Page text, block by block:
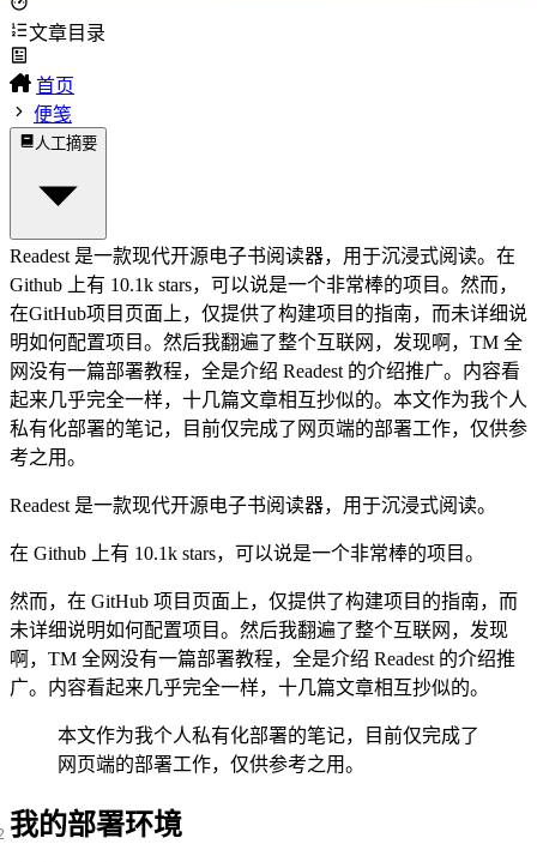
文章目录
首页
便笺
人工摘要
Readest 是一款现代开源电子书阅读器，用于沉浸式阅读。在
Github 上有 10.1k stars，可以说是一个非常棒的项目。然而，
在GitHub项目页面上，仅提供了构建项目的指南，而未详细说
明如何配置项目。然后我翻遍了整个互联网，发现啊，TM 全
网没有一篇部署教程，全是介绍 Readest 的介绍推广。内容看
起来几乎完全一样，十几篇文章相互抄似的。本文作为我个人
私有化部署的笔记，目前仅完成了网页端的部署工作，仅供参
考之用。
Readest 是一款现代开源电子书阅读器，用于沉浸式阅读。
在 Github 上有 10.1k stars，可以说是一个非常棒的项目。
然而，在 GitHub 项目页面上，仅提供了构建项目的指南，而
未详细说明如何配置项目。然后我翻遍了整个互联网，发现
啊，TM 全网没有一篇部署教程，全是介绍 Readest 的介绍推
广。内容看起来几乎完全一样，十几篇文章相互抄似的。
本文作为我个人私有化部署的笔记，目前仅完成了
网页端的部署工作，仅供参考之用。
我的部署环境